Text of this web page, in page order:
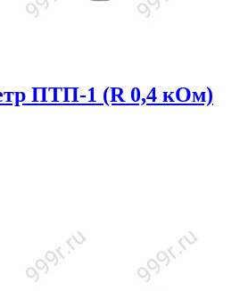
ПТП-1 (R 0,4 кОм)